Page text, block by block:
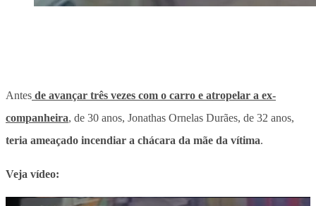
Antes de avançar três vezes com o carro e atropelar a ex-
companheira, de 30 anos, Jonathas Ornelas Durães, de 32 anos,
teria ameaçado incendiar a chácara da mãe da vítima.
Veja vídeo: